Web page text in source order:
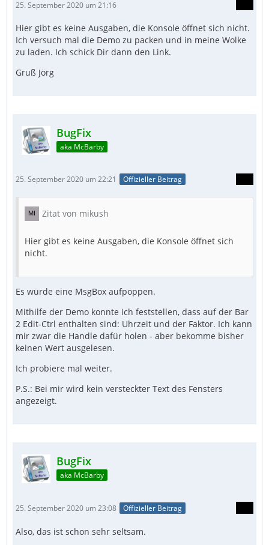
25. September 2020 um 21:16
Hier gibt es keine Ausgaben, die Konsole öffnet sich nicht.
Ich versuch mal die Demo zu packen und in meine Wolke
zu laden. Ich schick Dir dann den Link.
Gruß Jörg
BugFix
aka McBarby
25. September 2020 um 22:21 Offizieller Beitrag
Zitat von mikush
Hier gibt es keine Ausgaben, die Konsole öffnet sich
nicht.
Es würde eine MsgBox aufpoppen.
Mithilfe der Demo konnte ich feststellen, dass auf der Bar
2 Edit-Ctrl enthalten sind: Uhrzeit und der Faktor. Ich kann
mir zwar die Handle dafür holen - aber bekomme bisher
keinen Wert ausgelesen.
Ich probiere mal weiter.
P.S.: Bei mir wird kein versteckter Text des Fensters
angezeigt.
BugFix
aka McBarby
25. September 2020 um 23:08 Offizieller Beitrag
Also, das ist schon sehr seltsam.